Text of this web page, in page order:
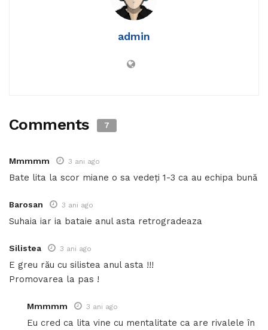
admin
Comments 7
Mmmmm 3 ani ago
Bate lita la scor miane o sa vedeți 1-3 ca au echipa bună
Barosan 3 ani ago
Suhaia iar ia bataie anul asta retrogradeaza
Silistea 3 ani ago
E greu rău cu silistea anul asta !!!
Promovarea la pas !
Mmmmm 3 ani ago
Eu cred ca lita vine cu mentalitate ca are rivalele în